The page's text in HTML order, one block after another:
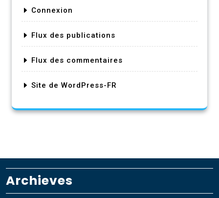
Connexion
Flux des publications
Flux des commentaires
Site de WordPress-FR
Archieves